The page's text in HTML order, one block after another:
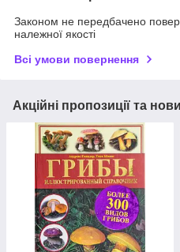
Законом не передбачено
належної якості
Всі умови повернення
Акційні пропозиції та